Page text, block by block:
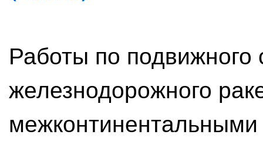
Работы по подвижного
железнодорожного